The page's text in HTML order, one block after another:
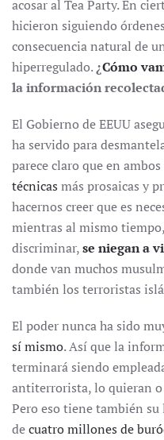
acosar al Tea Party. En
hicieron siguiendo
consecuencia natural de
hiperregulado.¿Cómo
la información
El Gobierno de EEUU
ha servido para
parece claro que en ambos
técnicas más prosaicas y
hacernos creer que es
mientras al mismo
discriminar,se niegan a
donde van muchos
también los terroristas
El poder nunca ha sido
sí mismo. Así que la
terminará siendo
antiterrorista, lo quieran
Pero eso tiene también su
decuatro millones de